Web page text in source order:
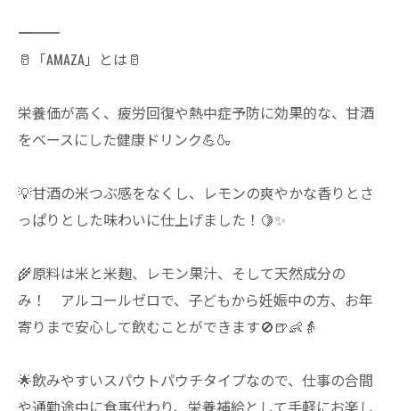
―――――――――――――
🥛「AMAZA」とは🥛
栄養価が高く、疲労回復や熱中症予防に効果的な、甘酒
をベースにした健康ドリンク💪🍶
💡甘酒の米つぶ感をなくし、レモンの爽やかな香りとさ
っぱりとした味わいに仕上げました！🍋✨
🌾原料は米と米麹、レモン果汁、そして天然成分の
み！ アルコールゼロで、子どもから妊娠中の方、お年
寄りまで安心して飲むことができます🚫🍺👶👵
🌟飲みやすいスパウトパウチタイプなので、仕事の合間